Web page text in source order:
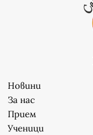
Новини
За нас
Прием
Ученици